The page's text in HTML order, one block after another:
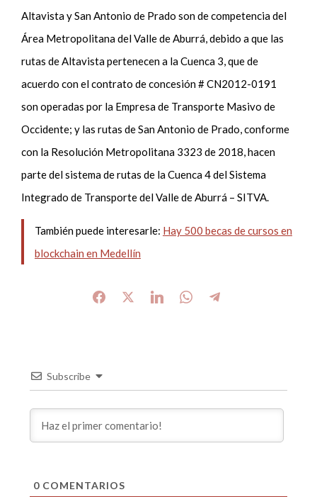
Altavista y San Antonio de Prado son de competencia del
Área Metropolitana del Valle de Aburrá, debido a que las
rutas de Altavista pertenecen a la Cuenca 3, que de
acuerdo con el contrato de concesión # CN2012-0191
son operadas por la Empresa de Transporte Masivo de
Occidente; y las rutas de San Antonio de Prado, conforme
con la Resolución Metropolitana 3323 de 2018, hacen
parte del sistema de rutas de la Cuenca 4 del Sistema
Integrado de Transporte del Valle de Aburrá – SITVA.
También puede interesarle: Hay 500 becas de cursos en
blockchain en Medellín
Subscribe
0COMENTARIOS